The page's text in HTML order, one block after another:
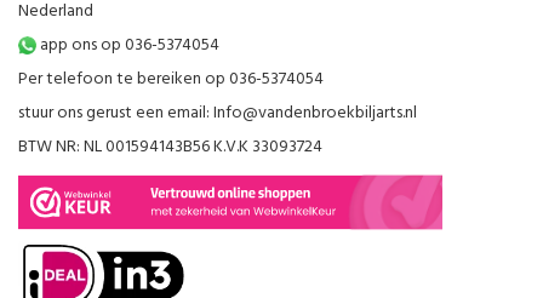
Nederland
app ons op 036-5374054
Per telefoon te bereiken op 036-5374054
stuur ons gerust een email:Info@vandenbroekbiljarts.nl
BTW NR: NL 001594143B56 K.V.K 33093724